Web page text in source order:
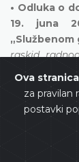
Ova
za pravilan
postavki
• Odluka o
19. juna
raskid
povrede
Ustavni sud
broj AP-176/